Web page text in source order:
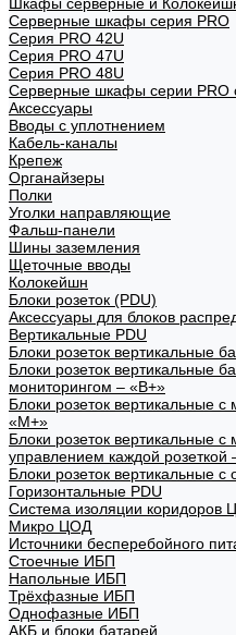
Серверные шкафы серия PRO
Серия PRO 42U
Серия PRO 47U
Серия PRO 48U
Серверные шкафы серии PRO
Аксессуары
Вводы с уплотнением
Кабель-каналы
Крепеж
Органайзеры
Полки
Уголки направляющие
Фальш-панели
Шины заземления
Щеточные вводы
Колокейшн
Блоки розеток (PDU)
Аксессуары для блоков
Вертикальные PDU
Блоки розеток вертикальные
Блоки розеток вертикальные
мониторингом – «В+»
Блоки розеток вертикальные
«М+»
Блоки розеток вертикальные
управлением каждой
Блоки розеток вертикальные
Горизонтальные PDU
Система изоляции коридоров
Микро ЦОД
Источники бесперебойного
Стоечные ИБП
Напольные ИБП
Трёхфазные ИБП
Однофазные ИБП
АКБ и блоки батарей